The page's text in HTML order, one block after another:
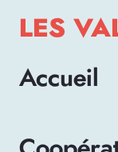
LES
Accueil